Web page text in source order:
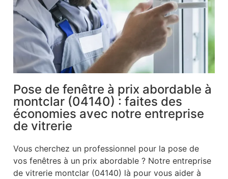
Pose de fenêtre à prix abordable à
montclar (04140) : faites des
économies avec notre entreprise
de vitrerie
Vous cherchez un professionnel pour la pose de
vos fenêtres à un prix abordable ? Notre entreprise
de vitrerie montclar (04140) là pour vous aider à